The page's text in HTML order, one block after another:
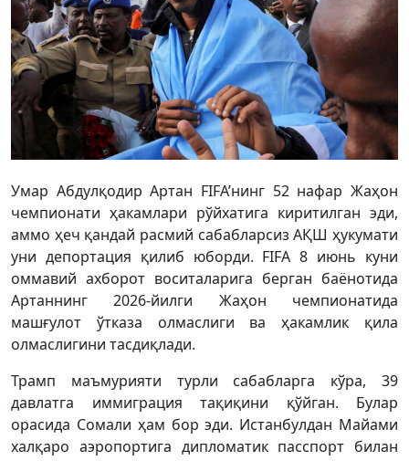
Умар Абдулқодир Артан FIFA’нинг 52 нафар Жаҳон
чемпионати ҳакамлари рўйхатига киритилган эди,
аммо ҳеч қандай расмий сабабларсиз АҚШ ҳукумати
уни депортация қилиб юборди. FIFA 8 июнь куни
оммавий ахборот воситаларига берган баёнотида
Артаннинг 2026-йилги Жаҳон чемпионатида
машғулот ўтказа олмаслиги ва ҳакамлик қила
олмаслигини тасдиқлади.
Трамп маъмурияти турли сабабларга кўра, 39
давлатга иммиграция тақиқини қўйган. Булар
орасида Сомали ҳам бор эди. Истанбулдан Майами
халқаро аэропортига дипломатик пасспорт билан